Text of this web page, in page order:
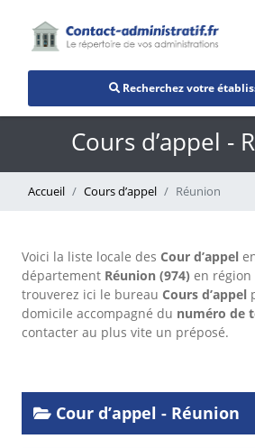
Recherchez votre
Cours d’appel -
Accueil Cours d’appel Réunion
Voici la liste locale des Cour d’appel
département Réunion (974) en région
trouverez ici le bureau Cours d’appel
domicile accompagné du numéro de
contacter au plus vite un préposé.
Cour d’appel - Réunion